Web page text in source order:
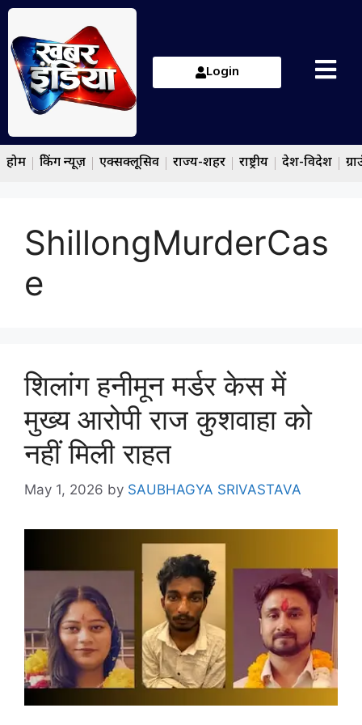
Login
होम ब्रेकिंग न्यूज़ एक्सक्लूसिव राज्य-शहर राष्ट्रीय देश-विदेश
ShillongMurderCas
e
शिलांग हनीमून मर्डर केस में
मुख्य आरोपी राज कुशवाहा को
नहीं मिली राहत
May 1, 2026 by SAUBHAGYA SRIVASTAVA